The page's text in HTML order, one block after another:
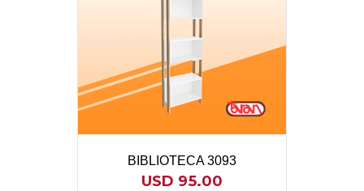
BIBLIOTECA 3093
USD 95.00